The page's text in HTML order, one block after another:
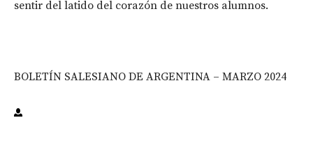
sentir del latido del corazón de nuestros alumnos.
BOLETÍN SALESIANO DE ARGENTINA – MARZO 2024